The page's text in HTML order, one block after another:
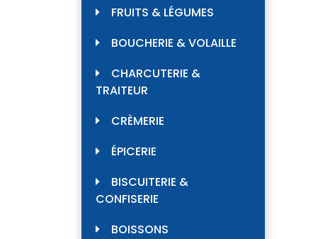
FRUITS & LÉGUMES
BOUCHERIE & VOLAILLE
CHARCUTERIE &
TRAITEUR
CRÈMERIE
ÉPICERIE
BISCUITERIE &
CONFISERIE
BOISSONS